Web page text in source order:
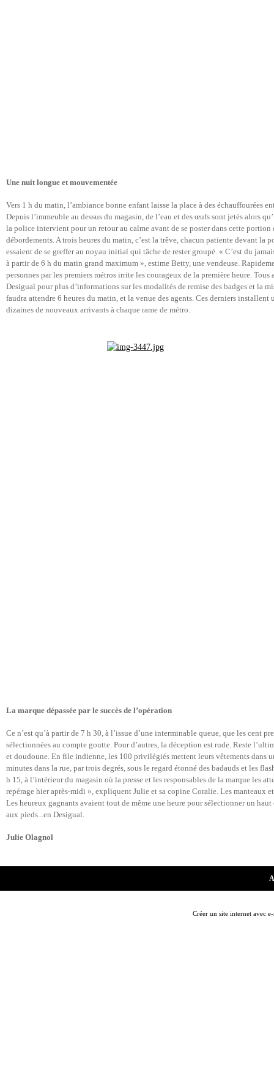
Une nuit longue et mouvementée
Vers 1 h du matin, l’ambiance bonne enfant laisse la place à des échauffourées
Depuis l’immeuble au dessus du magasin, de l’eau et des œufs sont jetés alors
la police intervient pour un retour au calme avant de se poster dans cette
débordements. A trois heures du matin, c’est la trêve, chacun patiente devant la
essaient de se greffer au noyau initial qui tâche de rester groupé. « C’est du
à partir de 6 h du matin grand maximum », estime Betty, une vendeuse.
personnes par les premiers métros irrite les courageux de la première heure.
Desigual pour plus d’informations sur les modalités de remise des badges et la
faudra attendre 6 heures du matin, et la venue des agents. Ces derniers
dizaines de nouveaux arrivants à chaque rame de métro.
La marque dépassée par le succès de l’opération
Ce n’est qu’à partir de 7 h 30, à l’issue d’une interminable queue, que les cent
sélectionnées au compte goutte. Pour d’autres, la déception est rude. Reste
et doudoune. En file indienne, les 100 privilégiés mettent leurs vêtements dans
minutes dans la rue, par trois degrés, sous le regard étonné des badauds et les
h 15, à l’intérieur du magasin où la presse et les responsables de la marque les
repérage hier après-midi », expliquent Julie et sa copine Coralie. Les manteaux
Les heureux gagnants avaient tout de même une heure pour sélectionner un
aux pieds...en Desigual.
Julie Olagnol
Créer un site internet avec